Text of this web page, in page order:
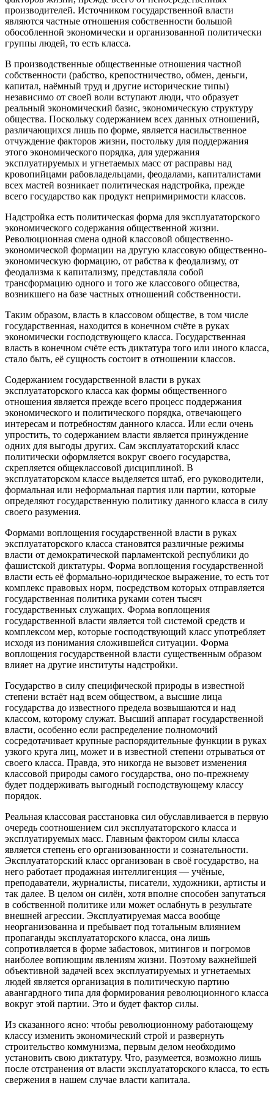
производителей. Источником государственной власти
являются частные отношения собственности большой
обособленной экономически и организованной политически
группы людей, то есть класса.
В производственные общественные отношения частной
собственности (рабство, крепостничество, обмен, деньги,
капитал, наёмный труд и другие исторические типы)
независимо от своей воли вступают люди, что образует
реальный экономический базис, экономическую структуру
общества. Поскольку содержанием всех данных отношений,
различающихся лишь по форме, является насильственное
отчуждение факторов жизни, постольку для поддержания
этого экономического порядка, для удержания
эксплуатируемых и угнетаемых масс от расправы над
кровопийцами рабовладельцами, феодалами, капиталистами
всех мастей возникает политическая надстройка, прежде
всего государство как продукт непримиримости классов.
Надстройка есть политическая форма для эксплуататорского
экономического содержания общественной жизни.
Революционная смена одной классовой общественно-
экономической формации на другую классовую общественно-
экономическую формацию, от рабства к феодализму, от
феодализма к капитализму, представляла собой
трансформацию одного и того же классового общества,
возникшего на базе частных отношений собственности.
Таким образом, власть в классовом обществе, в том числе
государственная, находится в конечном счёте в руках
экономически господствующего класса. Государственная
власть в конечном счёте есть диктатура того или иного класса,
стало быть, её сущность состоит в отношении классов.
Содержанием государственной власти в руках
эксплуататорского класса как формы общественного
отношения является прежде всего процесс поддержания
экономического и политического порядка, отвечающего
интересам и потребностям данного класса. Или если очень
упростить, то содержанием власти является принуждение
одних для выгоды других. Сам эксплуататорский класс
политически оформляется вокруг своего государства,
скрепляется общеклассовой дисциплиной. В
эксплуататорском классе выделяется штаб, его руководители,
формальная или неформальная партия или партии, которые
определяют государственную политику данного класса в силу
своего разумения.
Формами воплощения государственной власти в руках
эксплуататорского класса становятся различные режимы
власти от демократической парламентской республики до
фашистской диктатуры. Форма воплощения государственной
власти есть её формально-юридическое выражение, то есть тот
комплекс правовых норм, посредством которых отправляется
государственная политика руками сотен тысяч
государственных служащих. Форма воплощения
государственной власти является той системой средств и
комплексом мер, которые господствующий класс употребляет
исходя из понимания сложившейся ситуации. Форма
воплощения государственной власти существенным образом
влияет на другие институты надстройки.
Государство в силу специфической природы в известной
степени встаёт над всем обществом, а высшие лица
государства до известного предела возвышаются и над
классом, которому служат. Высший аппарат государственной
власти, особенно если распределение полномочий
сосредотачивает крупные распорядительные функции в руках
узкого круга лиц, может и в известной степени отрываться от
своего класса. Правда, это никогда не вызовет изменения
классовой природы самого государства, оно по-прежнему
будет поддерживать выгодный господствующему классу
порядок.
Реальная классовая расстановка сил обуславливается в первую
очередь соотношением сил эксплуататорского класса и
эксплуатируемых масс. Главным фактором силы класса
является степень его организованности и сознательности.
Эксплуататорский класс организован в своё государство, на
него работает продажная интеллигенция — учёные,
преподаватели, журналисты, писатели, художники, артисты и
так далее. В целом он силён, хотя вполне способен запутаться
в собственной политике или может ослабнуть в результате
внешней агрессии. Эксплуатируемая масса вообще
неорганизованна и пребывает под тотальным влиянием
пропаганды эксплуататорского класса, она лишь
сопротивляется в форме забастовок, митингов и погромов
наиболее вопиющим явлениям жизни. Поэтому важнейшей
объективной задачей всех эксплуатируемых и угнетаемых
людей является организация в политическую партию
авангардного типа для формирования революционного класса
вокруг этой партии. Это и будет фактор силы.
Из сказанного ясно: чтобы революционному работающему
классу изменить экономический строй и развернуть
строительство коммунизма, первым делом необходимо
установить свою диктатуру. Что, разумеется, возможно лишь
после отстранения от власти эксплуататорского класса, то есть
свержения в нашем случае власти капитала.